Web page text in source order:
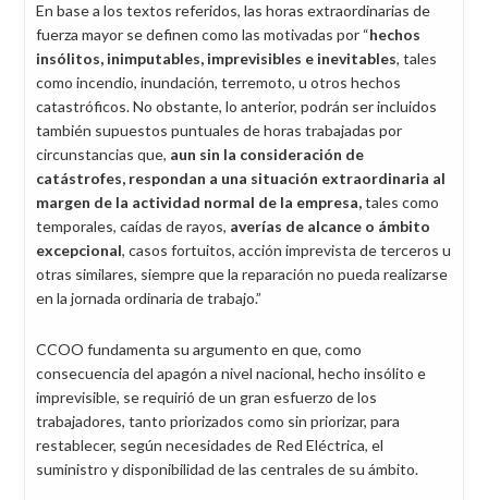
En base a los textos referidos, las horas extraordinarias de
fuerza mayor se definen como las motivadas por “hechos
insólitos, inimputables, imprevisibles e inevitables, tales
como incendio, inundación, terremoto, u otros hechos
catastróficos. No obstante, lo anterior, podrán ser incluidos
también supuestos puntuales de horas trabajadas por
circunstancias que, aun sin la consideración de
catástrofes, respondan a una situación extraordinaria al
margen de la actividad normal de la empresa,tales como
temporales, caídas de rayos, averías de alcance o ámbito
excepcional, casos fortuitos, acción imprevista de terceros u
otras similares, siempre que la reparación no pueda realizarse
en la jornada ordinaria de trabajo.”
CCOO fundamenta su argumento en que, como
consecuencia del apagón a nivel nacional, hecho insólito e
imprevisible, se requirió de un gran esfuerzo de los
trabajadores, tanto priorizados como sin priorizar, para
restablecer, según necesidades de Red Eléctrica, el
suministro y disponibilidad de las centrales de su ámbito.